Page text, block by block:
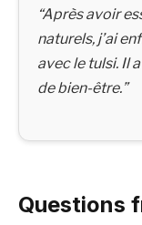
“Après avoir
naturels, j’ai
avec le tulsi. Il
de bien-être.”
Questions